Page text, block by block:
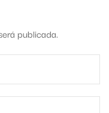
publicada.